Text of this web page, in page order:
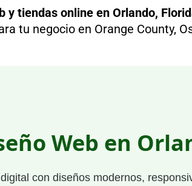
y tiendas online en Orlando,
tu negocio en Orange County,
Web en
con diseños modernos,